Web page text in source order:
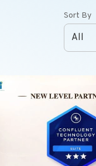
Sort By